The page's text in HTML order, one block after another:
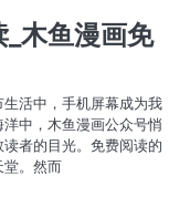
木鱼漫画免
活中，手机屏幕成为我
中，木鱼漫画公众号悄
者的目光。免费阅读的
堂。然而